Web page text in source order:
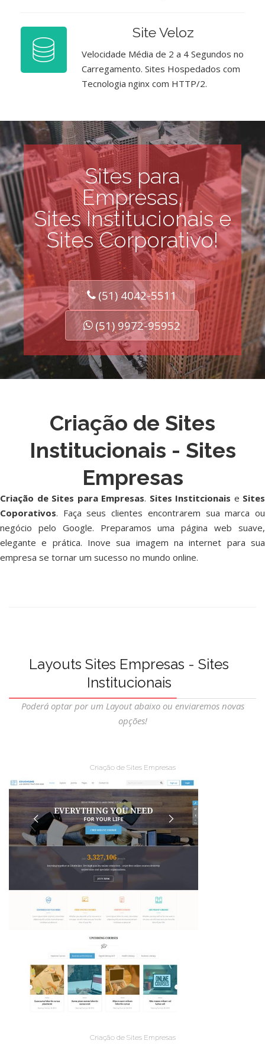
Site Veloz
Velocidade Média de 2 a 4 Segundos no
Carregamento. Sites Hospedados com
Tecnologia nginx com HTTP/2.
Sites para
Empresas,
Sites Institucionais e
Sites Corporativo!
(51) 4042-5511
(51) 9972-95952
Criação de Sites
Institucionais - Sites
Empresas
Criação de Sites para Empresas. Sites Institcionais e Sites
Coporativos. Faça seus clientes encontrarem sua marca ou
negócio pelo Google. Preparamos uma página web suave,
elegante e prática. Inove sua imagem na internet para sua
empresa se tornar um sucesso no mundo online.
Layouts Sites Empresas - Sites
Institucionais
Poderá optar por um Layout abaixo ou enviaremos novas
opções!
Criação de Sites Empresas
Criação de Sites Empresas